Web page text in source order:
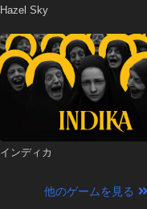
Hazel Sky
インディカ
他のゲームを見る